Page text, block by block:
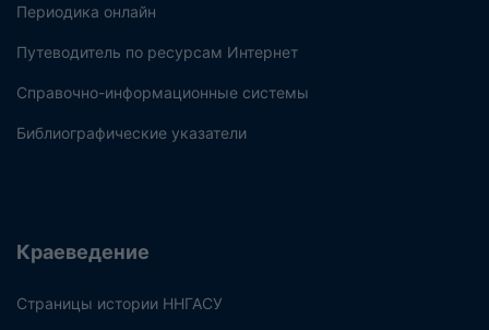
Периодика онлайн
Путеводитель по ресурсам Интернет
Справочно-информационные системы
Библиографические указатели
Краеведение
Страницы истории ННГАСУ